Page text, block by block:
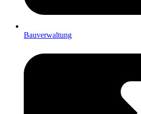
Bauverwaltung